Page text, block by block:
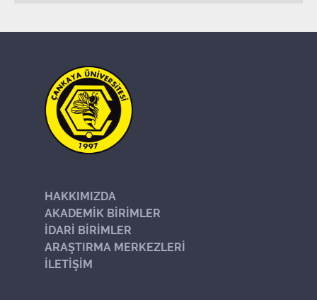
HAKKIMIZDA
AKADEMİK BİRİMLER
İDARİ BİRİMLER
ARAŞTIRMA MERKEZLERİ
İLETİŞİM